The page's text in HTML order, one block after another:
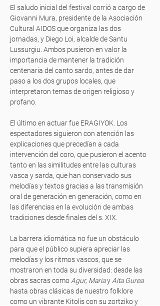
El saludo inicial del festival corrió a cargo de
Giovanni Mura, presidente de la Asociación
Cultural AIDOS que organiza las dos
jornadas, y Diego Loi, alcalde de Santu
Lussurgiu. Ambos pusieron en valor la
importancia de mantener la tradición
centenaria del canto sardo, antes de dar
paso a los dos grupos locales, que
interpretaron temas de origen religioso y
profano.
El último en actuar fue ERAGIYOK. Los
espectadores siguieron con atención las
explicaciones que precedían a cada
intervención del coro, que pusieron el acento
tanto en las similitudes entre las culturas
vasca y sarda, que han conservado sus
melodías y textos gracias a las transmisión
oral de generación en generación, como en
las diferencias en la evolución de ambas
tradiciones desde finales del s. XIX.
La barrera idiomática no fue un obstáculo
para que el público supiera apreciar las
melodías y los ritmos vascos, que se
mostraron en toda su diversidad: desde las
obras sacras como Agur, Mariay Aita Gurea
hasta obras clásicas de nuestro folklore
como un vibrante Kitolis con su zortziko y